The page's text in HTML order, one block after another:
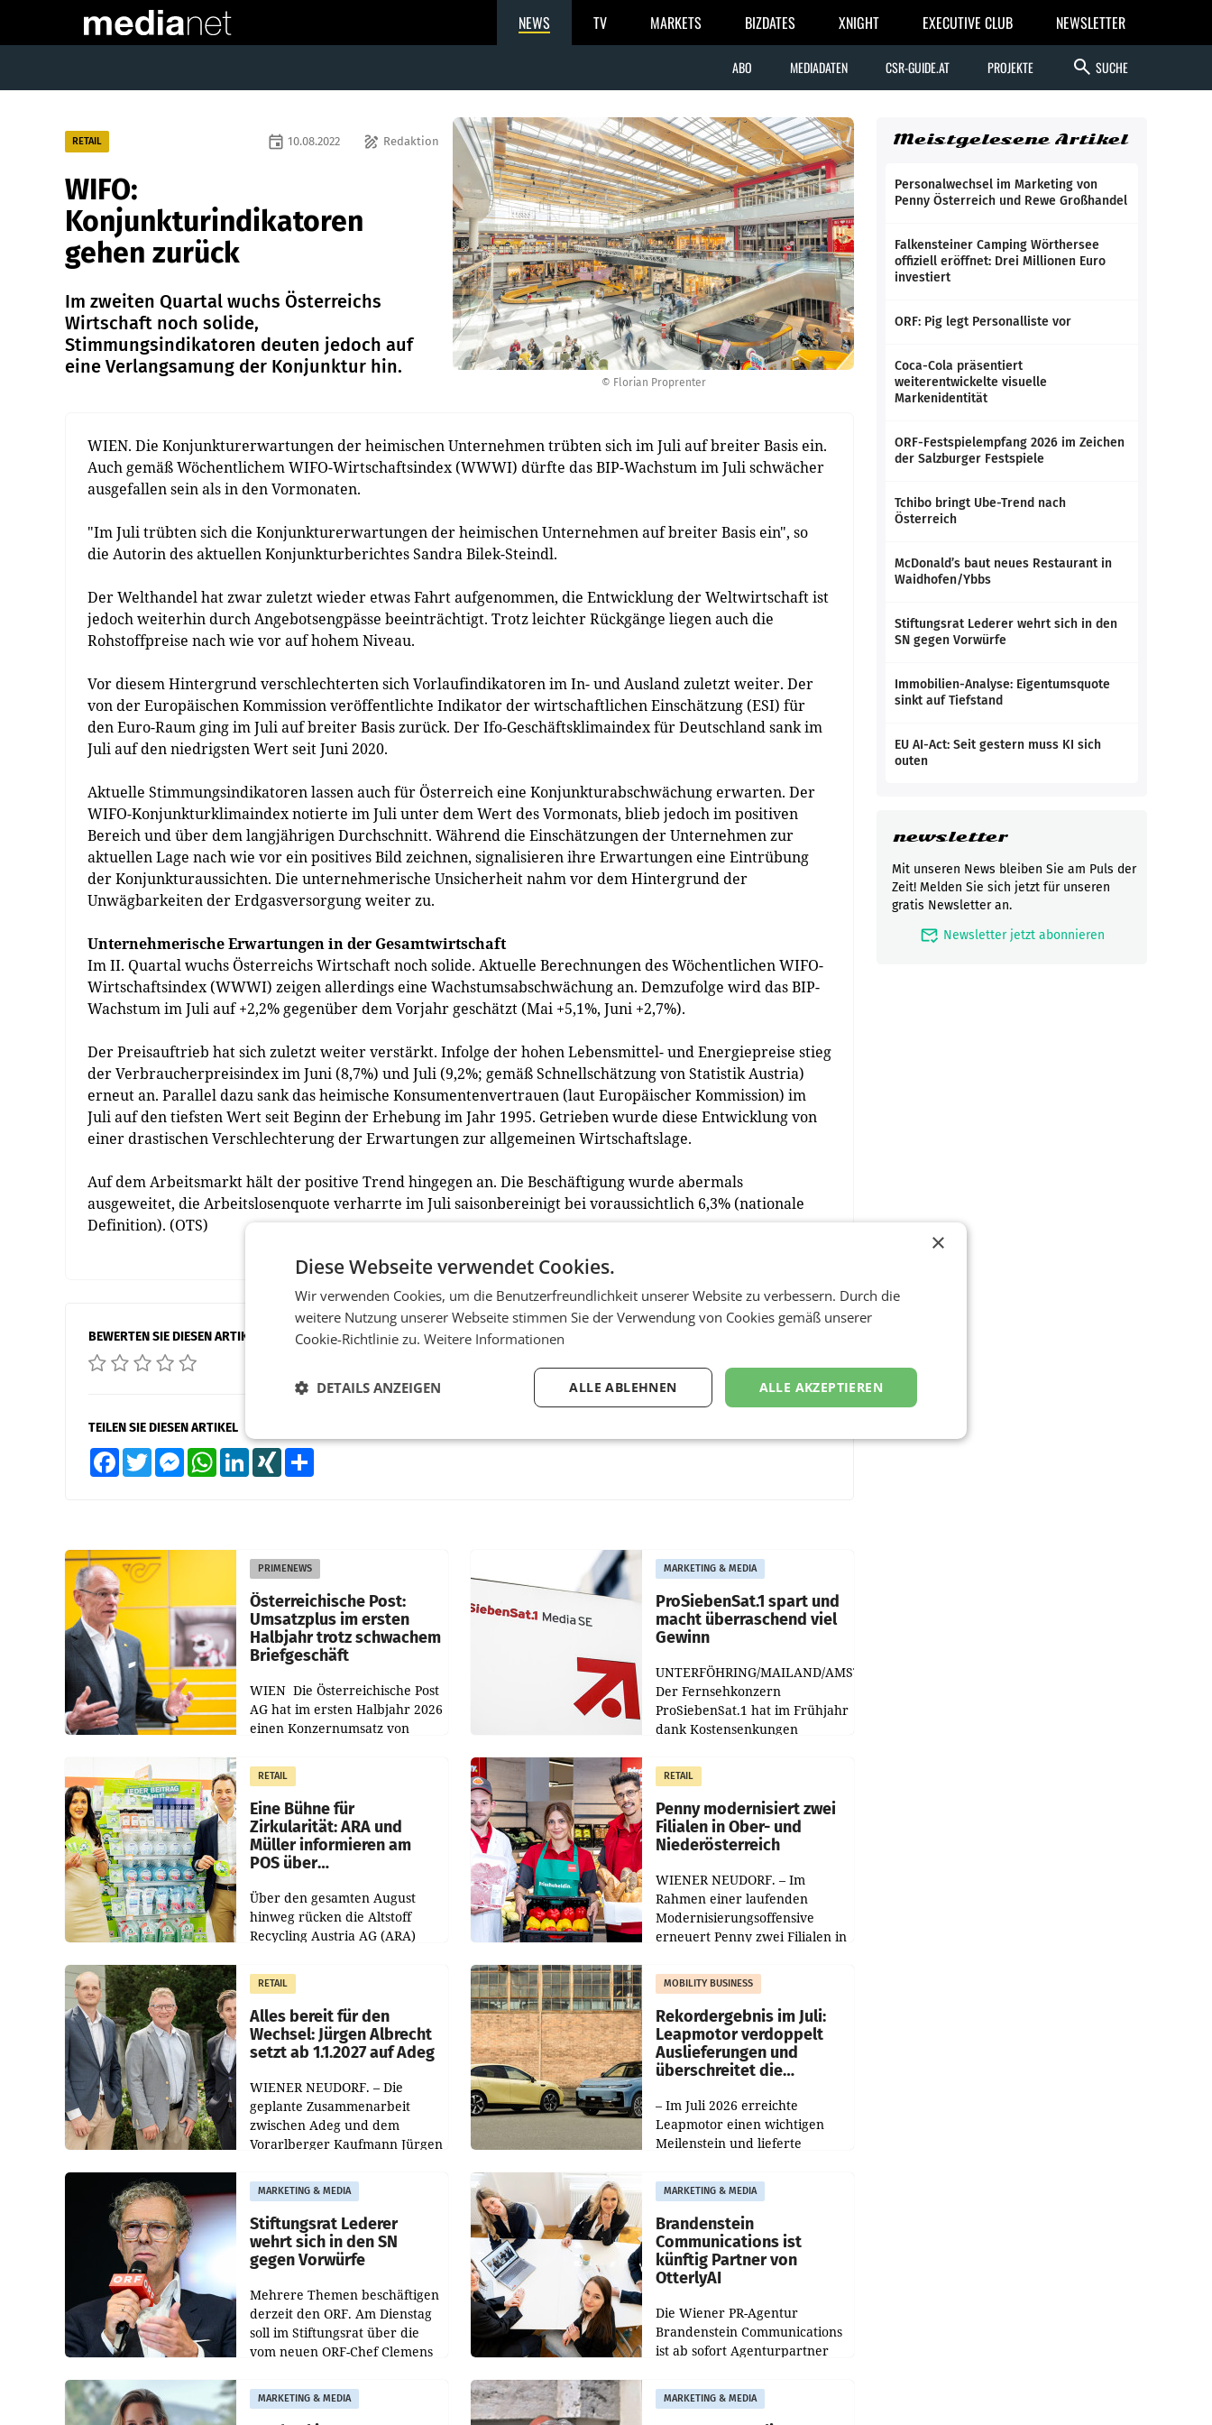
NEWS TV MARKETS BIZDATES XNIGHT EXECUTIVE CLUB NEWSLETTER
ABO MEDIADATEN CSR-GUIDE.AT PROJEKTE search SUCHE
© Florian Proprenter
RETAIL draw Redaktion
event 10.08.2022
WIFO:
Konjunkturindikatoren
gehen zurück
Im zweiten Quartal wuchs Österreichs
Wirtschaft noch solide,
Stimmungsindikatoren deuten jedoch auf
eine Verlangsamung der Konjunktur hin.
WIEN. Die Konjunkturerwartungen der heimischen Unternehmen trübten sich im Juli auf breiter Basis ein.
Auch gemäß Wöchentlichem WIFO-Wirtschaftsindex (WWWI) dürfte das BIP-Wachstum im Juli schwächer
ausgefallen sein als in den Vormonaten.
"Im Juli trübten sich die Konjunkturerwartungen der heimischen Unternehmen auf breiter Basis ein", so
die Autorin des aktuellen Konjunkturberichtes Sandra Bilek-Steindl.
Der Welthandel hat zwar zuletzt wieder etwas Fahrt aufgenommen, die Entwicklung der Weltwirtschaft ist
jedoch weiterhin durch Angebotsengpässe beeinträchtigt. Trotz leichter Rückgänge liegen auch die
Rohstoffpreise nach wie vor auf hohem Niveau.
Vor diesem Hintergrund verschlechterten sich Vorlaufindikatoren im In- und Ausland zuletzt weiter. Der
von der Europäischen Kommission veröffentlichte Indikator der wirtschaftlichen Einschätzung (ESI) für
den Euro-Raum ging im Juli auf breiter Basis zurück. Der Ifo-Geschäftsklimaindex für Deutschland sank im
Juli auf den niedrigsten Wert seit Juni 2020.
Aktuelle Stimmungsindikatoren lassen auch für Österreich eine Konjunkturabschwächung erwarten. Der
WIFO-Konjunkturklimaindex notierte im Juli unter dem Wert des Vormonats, blieb jedoch im positiven
Bereich und über dem langjährigen Durchschnitt. Während die Einschätzungen der Unternehmen zur
aktuellen Lage nach wie vor ein positives Bild zeichnen, signalisieren ihre Erwartungen eine Eintrübung
der Konjunkturaussichten. Die unternehmerische Unsicherheit nahm vor dem Hintergrund der
Unwägbarkeiten der Erdgasversorgung weiter zu.
Unternehmerische Erwartungen in der Gesamtwirtschaft
Im II. Quartal wuchs Österreichs Wirtschaft noch solide. Aktuelle Berechnungen des Wöchentlichen WIFO-
Wirtschaftsindex (WWWI) zeigen allerdings eine Wachstumsabschwächung an. Demzufolge wird das BIP-
Wachstum im Juli auf +2,2% gegenüber dem Vorjahr geschätzt (Mai +5,1%, Juni +2,7%).
Der Preisauftrieb hat sich zuletzt weiter verstärkt. Infolge der hohen Lebensmittel- und Energiepreise stieg
der Verbraucherpreisindex im Juni (8,7%) und Juli (9,2%; gemäß Schnellschätzung von Statistik Austria)
erneut an. Parallel dazu sank das heimische Konsumentenvertrauen (laut Europäischer Kommission) im
Juli auf den tiefsten Wert seit Beginn der Erhebung im Jahr 1995. Getrieben wurde diese Entwicklung von
einer drastischen Verschlechterung der Erwartungen zur allgemeinen Wirtschaftslage.
Auf dem Arbeitsmarkt hält der positive Trend hingegen an. Die Beschäftigung wurde abermals
ausgeweitet, die Arbeitslosenquote verharrte im Juli saisonbereinigt bei voraussichtlich 6,3% (nationale
Definition). (OTS)
BEWERTEN SIE DIESEN ARTIKEL
TEILEN SIE DIESEN ARTIKEL
FacebookTwitter MessengerWhatsAppLinkedInXING
PRIMENEWS
Österreichische Post:
Umsatzplus im ersten
Halbjahr trotz schwachem
Briefgeschäft
WIEN Die Österreichische Post
AG hat im ersten Halbjahr 2026
einen Konzernumsatz von
erwirtschaftet, was einem Plus
von 3,8 Prozent gegenüber
dem Vergleichszeitraum
MARKETING & MEDIA
ProSiebenSat.1 spart und
macht überraschend viel
Gewinn
UNTERFÖHRING/MAILAND/AMSTERDAM.
Der Fernsehkonzern
ProSiebenSat.1 hat im Frühjahr
dank Kostensenkungen
gemacht und die
Markterwartung deutlich
übertroffen.
RETAIL
Eine Bühne für
Zirkularität: ARA und
Müller informieren am
POS über
Über den gesamten August
hinweg rücken die Altstoff
Recycling Austria AG (ARA)
Müller die Initiative „Kreislauf-
Helden“ in allen
österreichischen Müller-Filialen
RETAIL
Penny modernisiert zwei
Filialen in Ober- und
Niederösterreich
WIENER NEUDORF. – Im
Rahmen einer laufenden
Modernisierungsoffensive
erneuert Penny zwei Filialen in
Die beiden Standorte liegen in
Haag sowie im rund
RETAIL
Alles bereit für den
Wechsel: Jürgen Albrecht
setzt ab 1.1.2027 auf Adeg
WIENER NEUDORF. – Die
geplante Zusammenarbeit
zwischen Adeg und dem
Vorarlberger Kaufmann Jürgen
freigegeben: Die
Bundeswettbewerbsbehörde
und der Bundeskartellanwalt
MOBILITY BUSINESS
Rekordergebnis im Juli:
Leapmotor verdoppelt
Auslieferungen und
überschreitet die
– Im Juli 2026 erreichte
Leapmotor einen wichtigen
Meilenstein und lieferte
aus, womit sich das Ergebnis
gegenüber Juli 2025 mehr als
verdoppelte (+102
MARKETING & MEDIA
Stiftungsrat Lederer
wehrt sich in den SN
gegen Vorwürfe
Mehrere Themen beschäftigen
derzeit den ORF. Am Dienstag
soll im Stiftungsrat über die
vom neuen ORF-Chef Clemens
Besetzungen für die
Direktionen abgestimmt
MARKETING & MEDIA
Brandenstein
Communications ist
künftig Partner von
OtterlyAI
Die Wiener PR-Agentur
Brandenstein Communications
ist ab sofort Agenturpartner
Optimierungsplattform
OtterlyAI. Damit baut die
MARKETING & MEDIA MARKETING & MEDIA
Meistgelesene Artikel
Personalwechsel im Marketing von
Penny Österreich und Rewe Großhandel
Falkensteiner Camping Wörthersee
offiziell eröffnet: Drei Millionen Euro
investiert
ORF: Pig legt Personalliste vor
Coca-Cola präsentiert
weiterentwickelte visuelle
Markenidentität
ORF-Festspielempfang 2026 im Zeichen
der Salzburger Festspiele
Tchibo bringt Ube-Trend nach
Österreich
McDonald’s baut neues Restaurant in
Waidhofen/Ybbs
Stiftungsrat Lederer wehrt sich in den
SN gegen Vorwürfe
Immobilien-Analyse: Eigentumsquote
sinkt auf Tiefstand
EU AI-Act: Seit gestern muss KI sich
outen
newsletter
Mit unseren News bleiben Sie am Puls der
Zeit! Melden Sie sich jetzt für unseren
gratis Newsletter an.
mark_email_read Newsletter jetzt abonnieren
×
Diese Webseite verwendet Cookies.
Wir verwenden Cookies, um die Benutzerfreundlichkeit unserer Website zu verbessern. Durch die
weitere Nutzung unserer Webseite stimmen Sie der Verwendung von Cookies gemäß unserer
Cookie-Richtlinie zu. Weitere Informationen
ALLE AKZEPTIEREN
ALLE ABLEHNEN
DETAILS ANZEIGEN